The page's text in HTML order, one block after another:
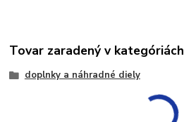
Tovar zaradený v kategóriách
doplnky a náhradné diely